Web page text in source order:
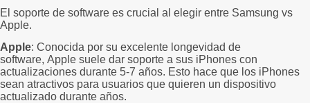
El soporte de software es crucial al elegir entre Samsung vs
Apple.
Apple: Conocida por su excelente longevidad de
software, Apple suele dar soporte a sus iPhones con
actualizaciones durante 5-7 años. Esto hace que los iPhones
sean atractivos para usuarios que quieren un dispositivo
actualizado durante años.